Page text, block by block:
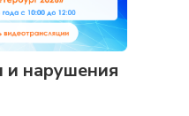
и нарушения